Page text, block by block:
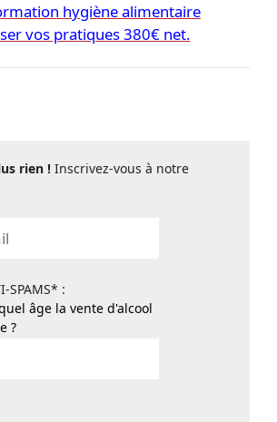
hygiène alimentaire
vos pratiques 380€ net.
rien ! Inscrivez-vous à notre
SPAMS* :
âge la vente d'alcool
?